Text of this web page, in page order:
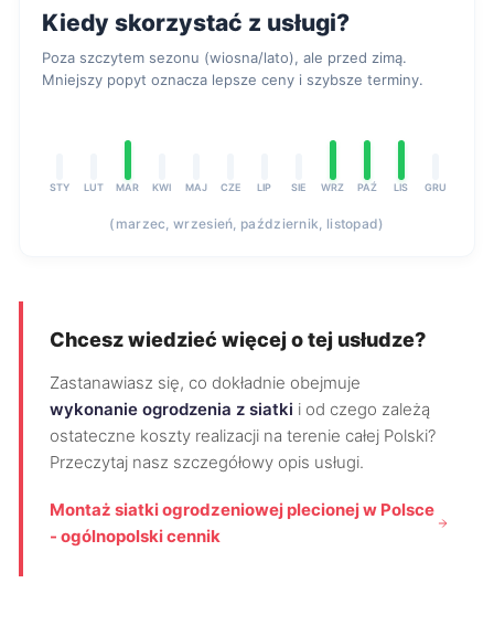
Kiedy skorzystać z usługi?
Poza szczytem sezonu (wiosna/lato), ale przed zimą.
Mniejszy popyt oznacza lepsze ceny i szybsze terminy.
STY LUT MAR KWI MAJ CZE LIP SIE WRZ PAŹ LIS GRU
(marzec, wrzesień, październik, listopad)
Chcesz wiedzieć więcej o tej usłudze?
Zastanawiasz się, co dokładnie obejmuje
wykonanie ogrodzenia z siatki i od czego zależą
ostateczne koszty realizacji na terenie całej Polski?
Przeczytaj nasz szczegółowy opis usługi.
Montaż siatki ogrodzeniowej plecionej w Polsce
- ogólnopolski cennik